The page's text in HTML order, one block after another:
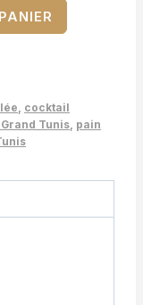
, cocktail
Tunis, pain